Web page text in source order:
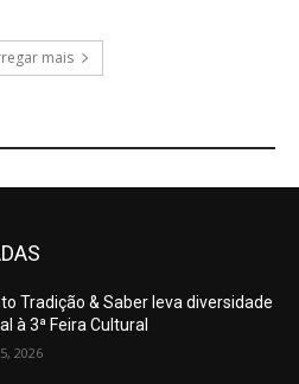
mais
Tradição & Saber leva diversidade
à 3ª Feira Cultural
2026